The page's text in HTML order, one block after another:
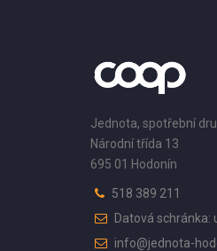
Jednota, spotřební
Národní třída 13
695 01 Hodonín
518 389 211
Datová schránka:
info@jednota-